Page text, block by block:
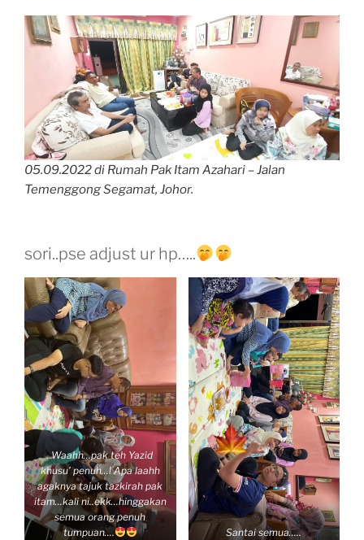
05.09.2022 di Rumah Pak Itam Azahari – Jalan
Temenggong Segamat, Johor.
sori..pse adjust ur hp…..
..Waahh…pak teh Yazid
khusu’ penuh…! Apa laahh
agaknya tajuk tazkirah pak
itam…kali ni..ekk…hinggakan
semua orang penuh
tumpuan….
Santai semua…..